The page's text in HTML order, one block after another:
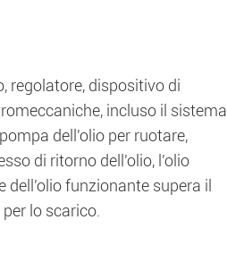
regolatore, dispositivo di
incluso il sistema
dell'olio per ruotare,
di ritorno dell'olio, l'olio
dell'olio funzionante supera il
lo scarico.